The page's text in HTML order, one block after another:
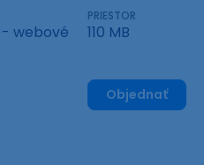
webové
PRIESTOR
110 MB
Objednať